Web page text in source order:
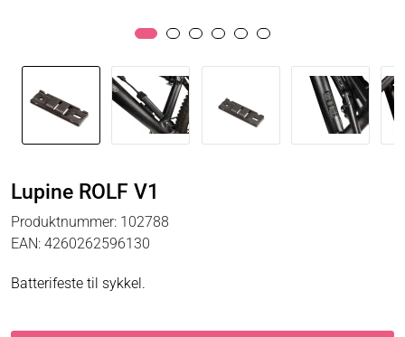
Lupine ROLF V1
Produktnummer: 102788
EAN: 4260262596130
Batterifeste til sykkel.